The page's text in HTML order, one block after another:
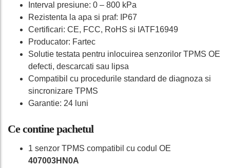
Interval presiune: 0 – 800 kPa
Rezistenta la apa si praf: IP67
Certificari: CE, FCC, RoHS si IATF16949
Producator: Fartec
Solutie testata pentru inlocuirea senzorilor TPMS OE
defecti, descarcati sau lipsa
Compatibil cu procedurile standard de diagnoza si
sincronizare TPMS
Garantie: 24 luni
Ce contine pachetul
1 senzor TPMS compatibil cu codul OE
407003HN0A